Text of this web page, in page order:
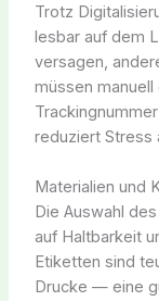
Trotz
lesbar auf dem
versagen,
müssen
reduziert Stress
Materialien und
Die Auswahl
auf Haltbarkeit
Etiketten sind
Drucke — eine